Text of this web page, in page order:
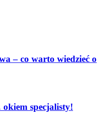
– co warto wiedzieć o
specjalisty!